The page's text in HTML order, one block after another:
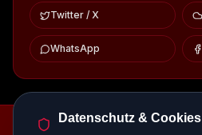
Twitter / X
WhatsApp
Datenschutz & Cookies